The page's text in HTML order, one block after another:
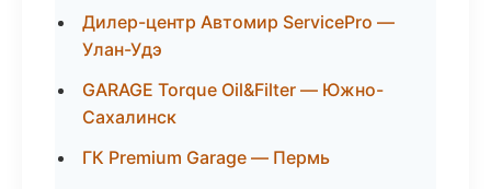
Дилер-центр Автомир ServicePro —
Улан-Удэ
GARAGE Torque Oil&Filter — Южно-
Сахалинск
ГК Premium Garage — Пермь